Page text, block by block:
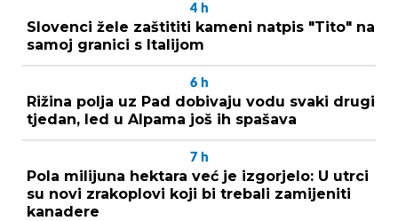
4 h
Slovenci žele zaštititi kameni natpis "Tito" na
samoj granici s Italijom
6 h
Rižina polja uz Pad dobivaju vodu svaki drugi
tjedan, led u Alpama još ih spašava
7 h
Pola milijuna hektara već je izgorjelo: U utrci
su novi zrakoplovi koji bi trebali zamijeniti
kanadere